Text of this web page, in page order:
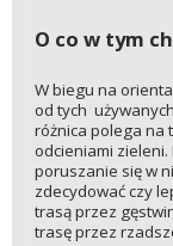
O co w tym
W biegu na
od tych
różnica polega na
odcieniami zieleni.
poruszanie się w
zdecydować czy
trasą przez
trasę przez